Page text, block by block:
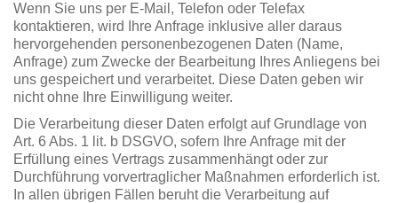
Wenn Sie uns per E-Mail, Telefon oder Telefax
kontaktieren, wird Ihre Anfrage inklusive aller daraus
hervorgehenden personenbezogenen Daten (Name,
Anfrage) zum Zwecke der Bearbeitung Ihres Anliegens bei
uns gespeichert und verarbeitet. Diese Daten geben wir
nicht ohne Ihre Einwilligung weiter.
Die Verarbeitung dieser Daten erfolgt auf Grundlage von
Art. 6 Abs. 1 lit. b DSGVO, sofern Ihre Anfrage mit der
Erfüllung eines Vertrags zusammenhängt oder zur
Durchführung vorvertraglicher Maßnahmen erforderlich ist.
In allen übrigen Fällen beruht die Verarbeitung auf